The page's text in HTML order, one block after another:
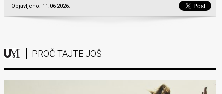
Objavljeno: 11.06.2026.
PROČITAJTE JOŠ